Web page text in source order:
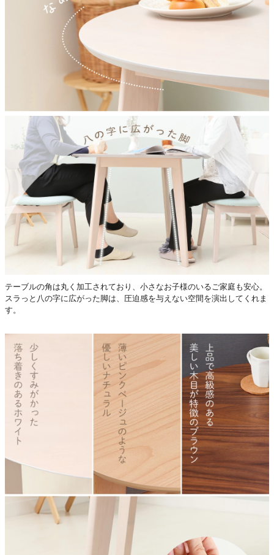
テーブルの角は丸く加工されており、小さなお子様のいるご家庭も安心。
スラっと八の字に広がった脚は、圧迫感を与えない空間を演出してくれま
す。